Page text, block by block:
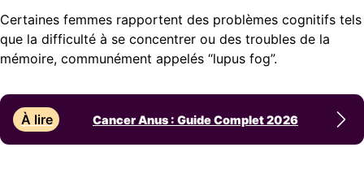
Certaines femmes rapportent des problèmes cognitifs tels
que la difficulté à se concentrer ou des troubles de la
mémoire, communément appelés “lupus fog”.
À lire Cancer Anus : Guide Complet 2026